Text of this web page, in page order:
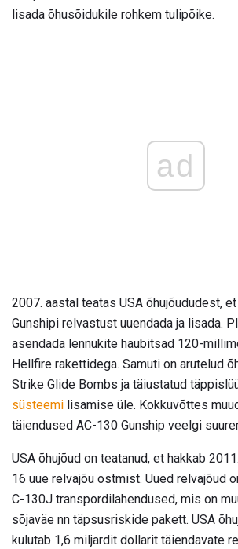
lisada õhusõidukile rohkem tulipõike.
ad
2007. aastal teatas USA õhujõududest,
Gunshipi relvastust uuendada ja lisada.
asendada lennukite haubitsad 120-
Hellfire rakettidega. Samuti on arutelud
Strike Glide Bombs ja täiustatud
süsteemi lisamise üle. Kokkuvõttes
täiendused AC-130 Gunship veelgi
USA õhujõud on teatanud, et hakkab
16 uue relvajõu ostmist. Uued relvajõud
C-130J transpordilahendused, mis on
sõjaväe nn täpsusriskide pakett. USA
kulutab 1,6 miljardit dollarit täiendavate